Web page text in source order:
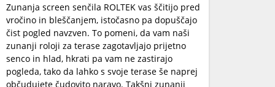
Zunanja screen senčila ROLTEK vas ščitijo pred
vročino in bleščanjem, istočasno pa dopuščajo
čist pogled navzven. To pomeni, da vam naši
zunanji roloji za terase zagotavljajo prijetno
senco in hlad, hkrati pa vam ne zastirajo
pogleda, tako da lahko s svoje terase še naprej
občudujete čudovito naravo. Takšni zunanji